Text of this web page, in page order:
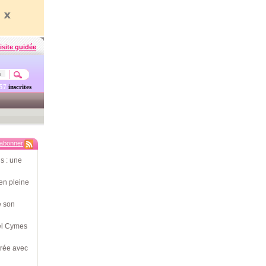
guidée
inscrites
: une
pleine
son
Cymes
avec